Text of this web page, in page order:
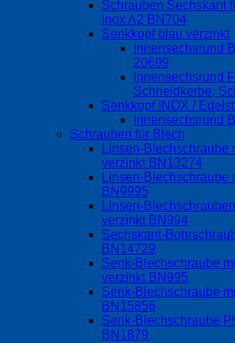
Schrauben Sechskant
Inox A2 BN704
Senkkopf blau verzinkt
Innensechsrund
20699
Innensechsrund
Schneidkerbe,
Senkkopf INOX /
Innensechsrund
Schrauben für Blech
Linsen-Blechschraube
verzinkt BN13274
Linsen-Blechschraube
BN9995
Linsen-
verzinkt BN994
Sechskant-
BN14729
Senk-Blechschraube
verzinkt BN995
Senk-Blechschraube
BN15856
Senk-Blechschraube
BN1879